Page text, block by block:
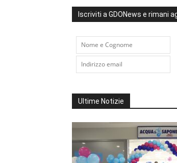
Iscriviti a GDONews e rimani
Ultime Notizie